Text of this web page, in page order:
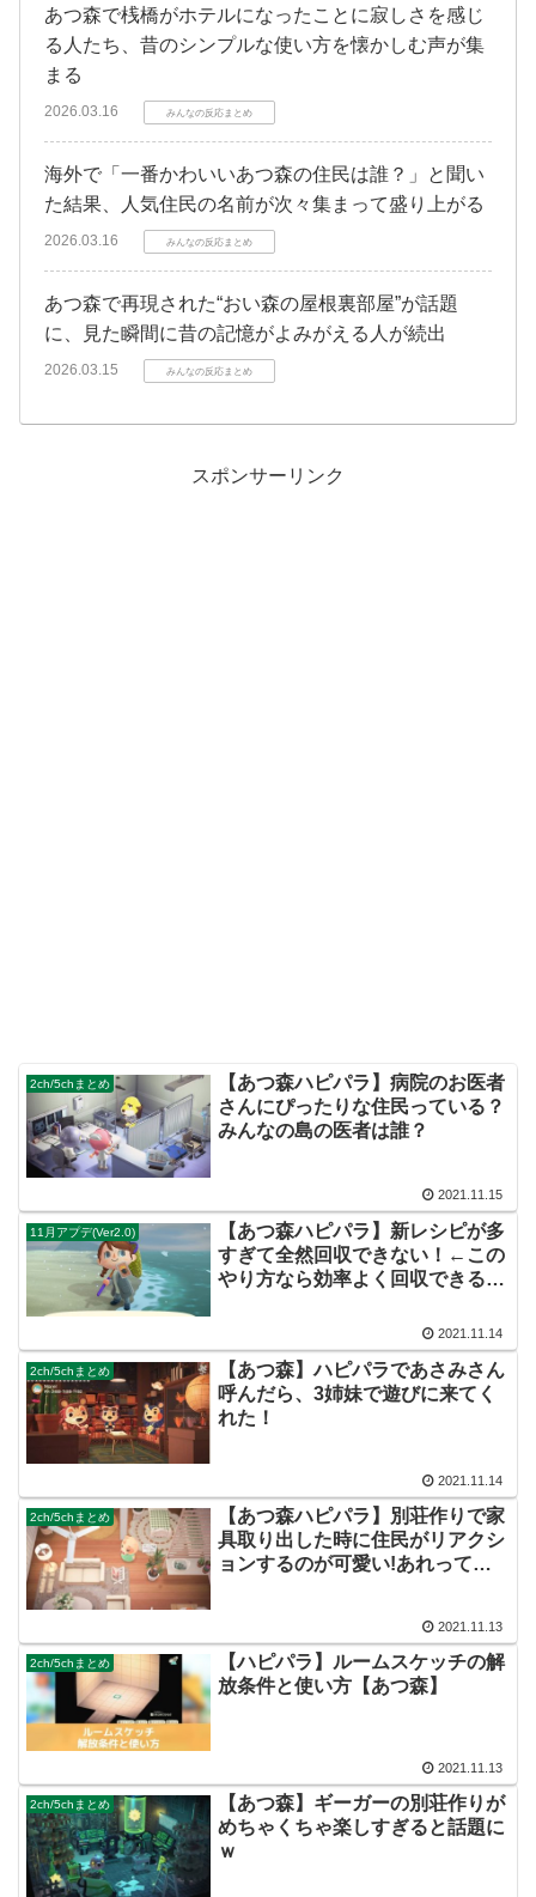
あつ森で桟橋がホテルになったことに寂しさを感じ
る人たち、昔のシンプルな使い方を懐かしむ声が集
まる
2026.03.16 みんなの反応まとめ
海外で「一番かわいいあつ森の住民は誰？」と聞い
た結果、人気住民の名前が次々集まって盛り上がる
2026.03.16 みんなの反応まとめ
あつ森で再現された“おい森の屋根裏部屋”が話題
に、見た瞬間に昔の記憶がよみがえる人が続出
2026.03.15 みんなの反応まとめ
スポンサーリンク
2ch/5chまとめ
【あつ森ハピパラ】病院のお医者
さんにぴったりな住民っている？
みんなの島の医者は誰？
2021.11.15
11月アプデ(Ver2.0)
【あつ森ハピパラ】新レシピが多
すぎて全然回収できない！←この
やり方なら効率よく回収できる
2021.11.14
2ch/5chまとめ
【あつ森】ハピパラであさみさん
呼んだら、3姉妹で遊びに来てく
れた！
2021.11.14
2ch/5chまとめ
【あつ森ハピパラ】別荘作りで家
具取り出した時に住民がリアクシ
ョンするのが可愛い!あれって何
2021.11.13
2ch/5chまとめ
【ハピパラ】ルームスケッチの解
放条件と使い方【あつ森】
2021.11.13
2ch/5chまとめ
【あつ森】ギーガーの別荘作りが
めちゃくちゃ楽しすぎると話題に
ｗ